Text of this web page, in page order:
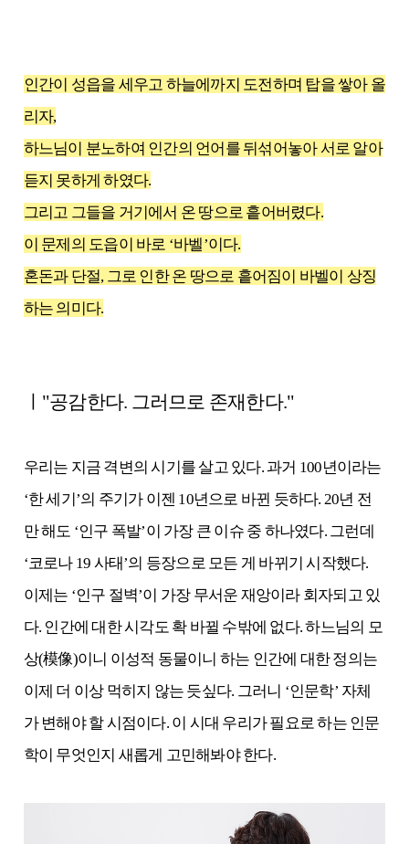
인간이 성읍을 세우고 하늘에까지 도전하며 탑을 쌓아 올
리자,
하느님이 분노하여 인간의 언어를 뒤섞어놓아 서로 알아
듣지 못하게 하였다.
그리고 그들을 거기에서 온 땅으로 흩어버렸다.
이 문제의 도읍이 바로 ‘바벨’이다.
혼돈과 단절, 그로 인한 온 땅으로 흩어짐이 바벨이 상징
하는 의미다.
ㅣ"공감한다. 그러므로 존재한다."
우리는 지금 격변의 시기를 살고 있다. 과거 100년이라는
‘한 세기’의 주기가 이젠 10년으로 바뀐 듯하다. 20년 전
만 해도 ‘인구 폭발’이 가장 큰 이슈 중 하나였다. 그런데
‘코로나 19 사태’의 등장으로 모든 게 바뀌기 시작했다.
이제는 ‘인구 절벽’이 가장 무서운 재앙이라 회자되고 있
다. 인간에 대한 시각도 확 바뀔 수밖에 없다. 하느님의 모
상(模像)이니 이성적 동물이니 하는 인간에 대한 정의는
이제 더 이상 먹히지 않는 듯싶다. 그러니 ‘인문학’ 자체
가 변해야 할 시점이다. 이 시대 우리가 필요로 하는 인문
학이 무엇인지 새롭게 고민해봐야 한다.